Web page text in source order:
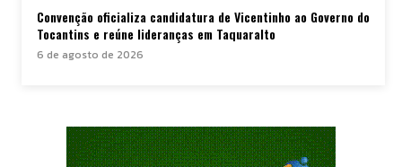
Convenção oficializa candidatura de Vicentinho ao Governo do
Tocantins e reúne lideranças em Taquaralto
6 de agosto de 2026